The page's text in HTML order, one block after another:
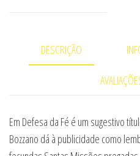
DESCRIÇÃO
Em Defesa da Fé é um sugestivo
Bozzano dá à publicidade como